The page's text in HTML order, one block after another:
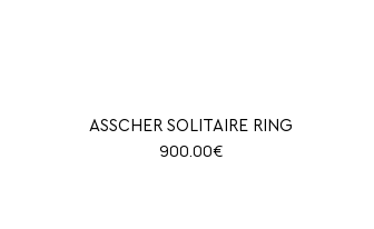
ASSCHER SOLITAIRE RING
900.00€